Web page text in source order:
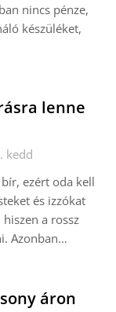
nincs pénze,
készüléket,
lenne
kedd
ezért oda kell
és izzókat
a rossz
Azonban…
áron